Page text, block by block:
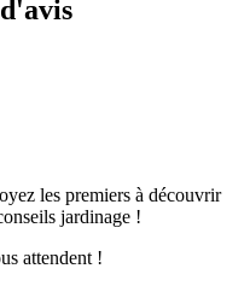
les premiers à découvrir
jardinage !
attendent !